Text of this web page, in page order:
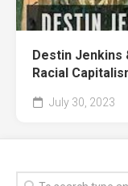
Destin
Racial
July 30, 2023